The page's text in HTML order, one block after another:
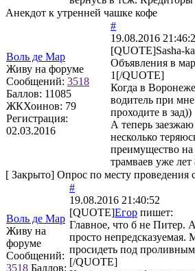
Анекдот к утренней чашке кофе
Воль де Мар
Живу на форуме
Сообщений: 3518
Баллов: 11085
ЖКХоинов: 79
Регистрация:
02.03.2016
#
19.08.2016
[QUOTE]Sasha-
Объявления в
1[/QUOTE]
Когда в
водитель при
проходите в зад))
А теперь
несколько
преимущество на
трамваев уже лет
[ Закрыто] Опрос по месту проведения
Воль де Мар
Живу на
форуме
Сообщений:
3518 Баллов:
#
19.08.2016 21:40:52
[QUOTE]Егор пишет:
Главное, что б не Питер.
просто
просидеть под
[/QUOTE]